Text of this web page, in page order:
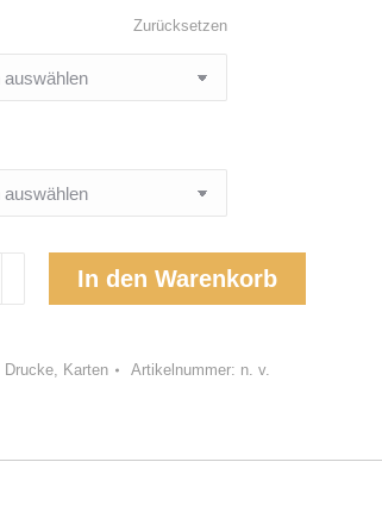
Zurücksetzen
In den Warenkorb
Drucke, Karten Artikelnummer: n. v.